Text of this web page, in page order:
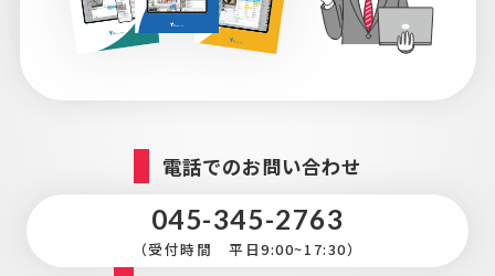
電話でのお問い合わせ
045-345-2763
（受付時間 平日9:00~17:30）